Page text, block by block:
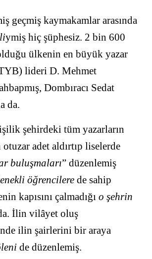
geçmiş kaymakamlar arasında
ymiş hiç şüphesiz. 2 bin 600
ülkenin en büyük yazar
lideri D. Mehmet
Dombıracı Sedat
da.
şehirdeki tüm yazarların
adet aldırtıp liselerde
buluşmaları” düzenlemiş
öğrencilere de sahip
kapısını çalmadığı o şehrin
İlin vilâyet oluş
ilin şairlerini bir araya
de düzenlemiş.